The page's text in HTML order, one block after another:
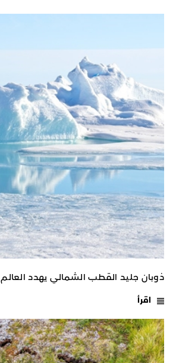
ذوبان جليد القطب الشمالي يهدد العالم
اقرأ